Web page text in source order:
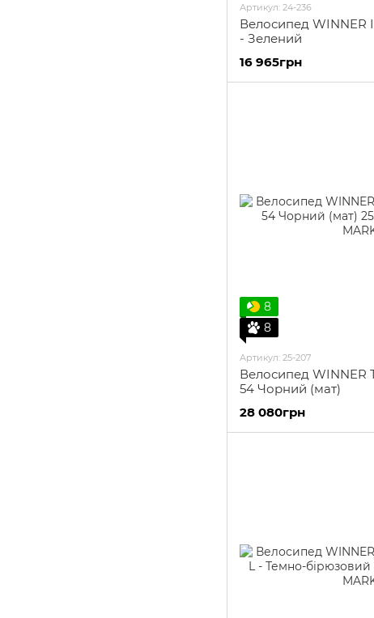
Артикул: 24-236
Велосипед WINNER
- Зелений
16 965грн
8
8
Артикул: 25-207
Велосипед WINNER
54 Чорний (мат)
28 080грн